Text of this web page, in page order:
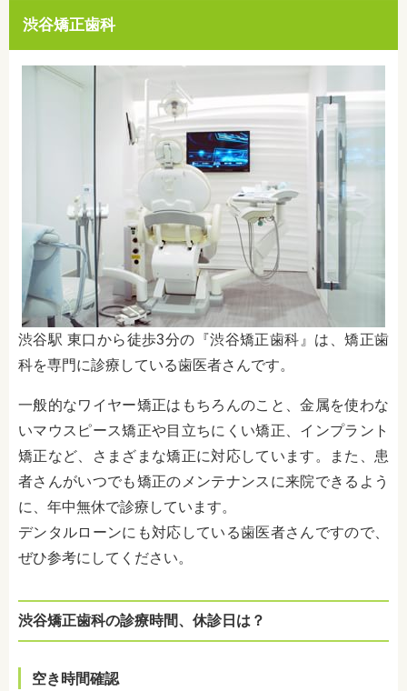
渋谷矯正歯科
渋谷駅 東口から徒歩3分の『渋谷矯正歯科』は、矯正歯
科を専門に診療している歯医者さんです。
一般的なワイヤー矯正はもちろんのこと、金属を使わな
いマウスピース矯正や目立ちにくい矯正、インプラント
矯正など、さまざまな矯正に対応しています。また、患
者さんがいつでも矯正のメンテナンスに来院できるよう
に、年中無休で診療しています。
デンタルローンにも対応している歯医者さんですので、
ぜひ参考にしてください。
渋谷矯正歯科の診療時間、休診日は？
空き時間確認